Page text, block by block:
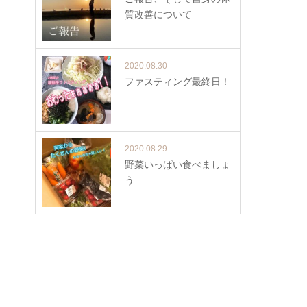
質改善について
2020.08.30
ファスティング最終日！
2020.08.29
野菜いっぱい食べましょ
う